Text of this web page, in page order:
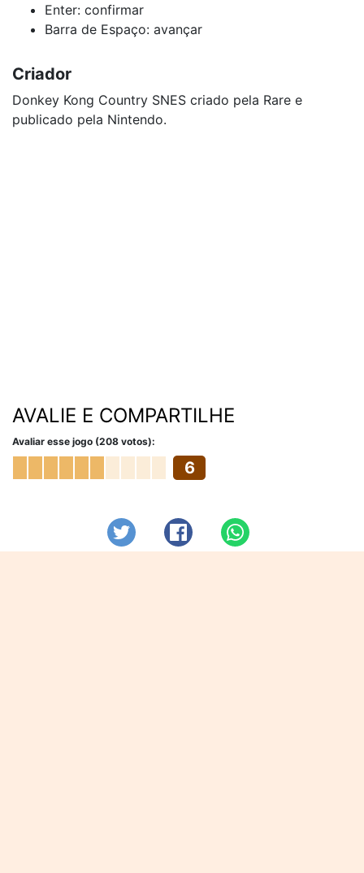
Enter: confirmar
Barra de Espaço: avançar
Criador
Donkey Kong Country SNES criado pela Rare e
publicado pela Nintendo.
AVALIE E COMPARTILHE
Avaliar esse jogo (208 votos):
6